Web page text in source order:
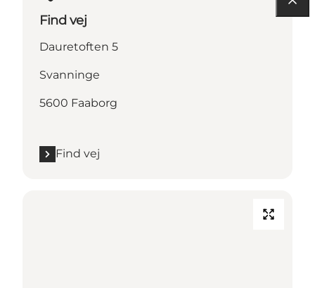
Find vej
Dauretoften 5
Svanninge
5600 Faaborg
Find vej